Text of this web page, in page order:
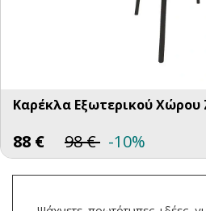
Καρέκλα Εξωτερικού Χώρου
88 € 98€ -10%